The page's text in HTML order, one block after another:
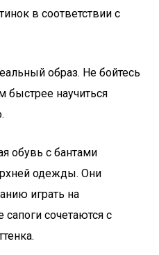
в соответствии с
образ. Не бойтесь
быстрее научиться
обувь с бантами
одежды. Они
играть на
сапоги сочетаются с